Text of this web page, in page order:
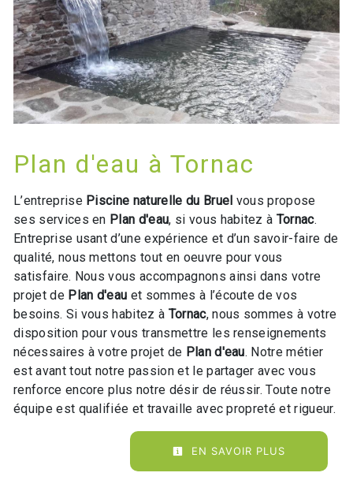
Plan d'eau à Tornac
L’entreprise Piscine naturelle du Bruel vous propose
ses services en Plan d'eau, si vous habitez à Tornac.
Entreprise usant d’une expérience et d’un savoir-faire de
qualité, nous mettons tout en oeuvre pour vous
satisfaire. Nous vous accompagnons ainsi dans votre
projet de Plan d'eau et sommes à l’écoute de vos
besoins. Si vous habitez à Tornac, nous sommes à votre
disposition pour vous transmettre les renseignements
nécessaires à votre projet de Plan d'eau. Notre métier
est avant tout notre passion et le partager avec vous
renforce encore plus notre désir de réussir. Toute notre
équipe est qualifiée et travaille avec propreté et rigueur.
EN SAVOIR PLUS